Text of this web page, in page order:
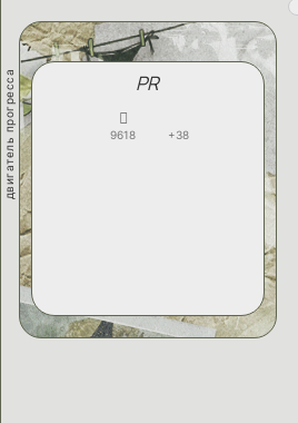
двигатель прогресса PR
9618 +38